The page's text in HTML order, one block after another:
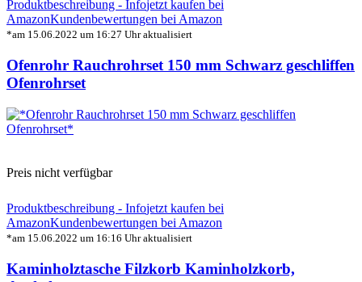
Produktbeschreibung - Infojetzt kaufen bei
AmazonKundenbewertungen bei Amazon
*am 15.06.2022 um 16:27 Uhr aktualisiert
Ofenrohr Rauchrohrset 150 mm Schwarz geschliffen
Ofenrohrset
Preis nicht verfügbar
Produktbeschreibung - Infojetzt kaufen bei
AmazonKundenbewertungen bei Amazon
*am 15.06.2022 um 16:16 Uhr aktualisiert
Kaminholztasche Filzkorb Kaminholzkorb,